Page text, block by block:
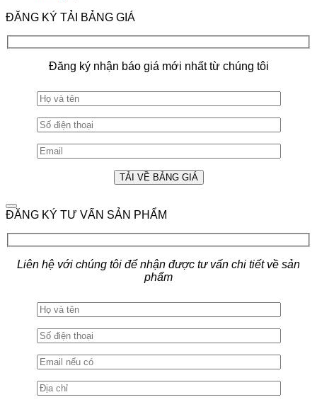
ĐĂNG KÝ TẢI BẢNG GIÁ
Đăng ký nhận báo giá mới nhất từ chúng tôi
ĐĂNG KÝ TƯ VẤN SẢN PHẨM
Liên hệ với chúng tôi để nhận được tư vấn chi tiết về sản
phẩm